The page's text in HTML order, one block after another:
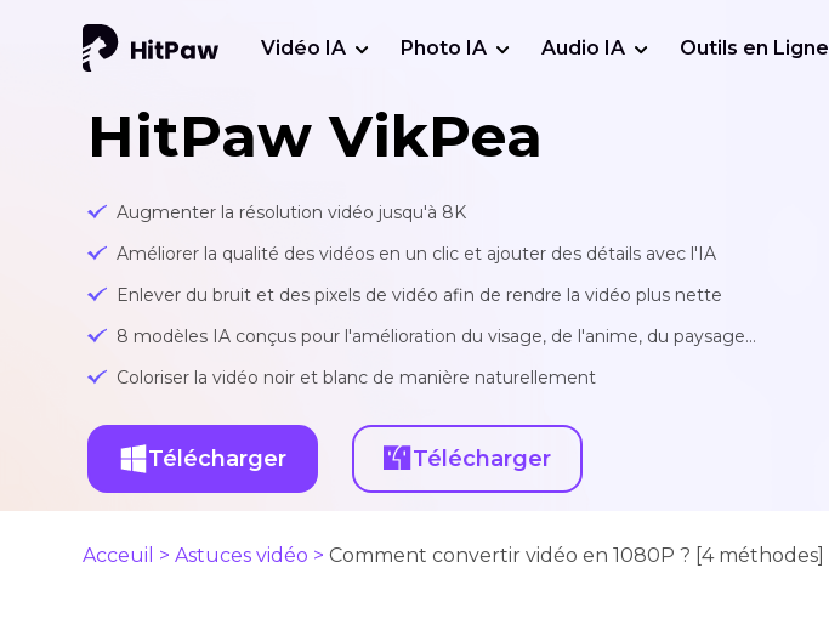
Vidéo IA Photo IA Audio IA Outils en Ligne
HitPaw VikPea
Augmenter la résolution vidéo jusqu'à 8K
Améliorer la qualité des vidéos en un clic et ajouter des détails avec l'IA
Enlever du bruit et des pixels de vidéo afin de rendre la vidéo plus nette
8 modèles IA conçus pour l'amélioration du visage, de l'anime, du paysage...
Coloriser la vidéo noir et blanc de manière naturellement
Télécharger Télécharger
Acceuil > Astuces vidéo > Comment convertir vidéo en 1080P ? [4 méthodes]